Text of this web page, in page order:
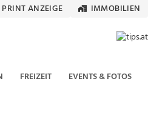
PRINT ANZEIGE IMMOBILIEN
FREIZEIT EVENTS & FOTOS